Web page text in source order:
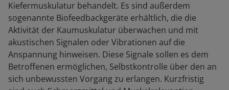
Kiefermuskulatur behandelt. Es sind außerdem
sogenannte Biofeedbackgeräte erhältlich, die die
Aktivität der Kaumuskulatur überwachen und mit
akustischen Signalen oder Vibrationen auf die
Anspannung hinweisen. Diese Signale sollen es dem
Betroffenen ermöglichen, Selbstkontrolle über den an
sich unbewussten Vorgang zu erlangen. Kurzfristig